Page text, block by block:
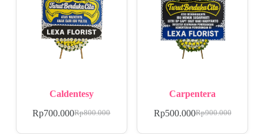
Caldentesy
Rp800.000
Rp700.000
Carpentera
Rp900.000
Rp500.000